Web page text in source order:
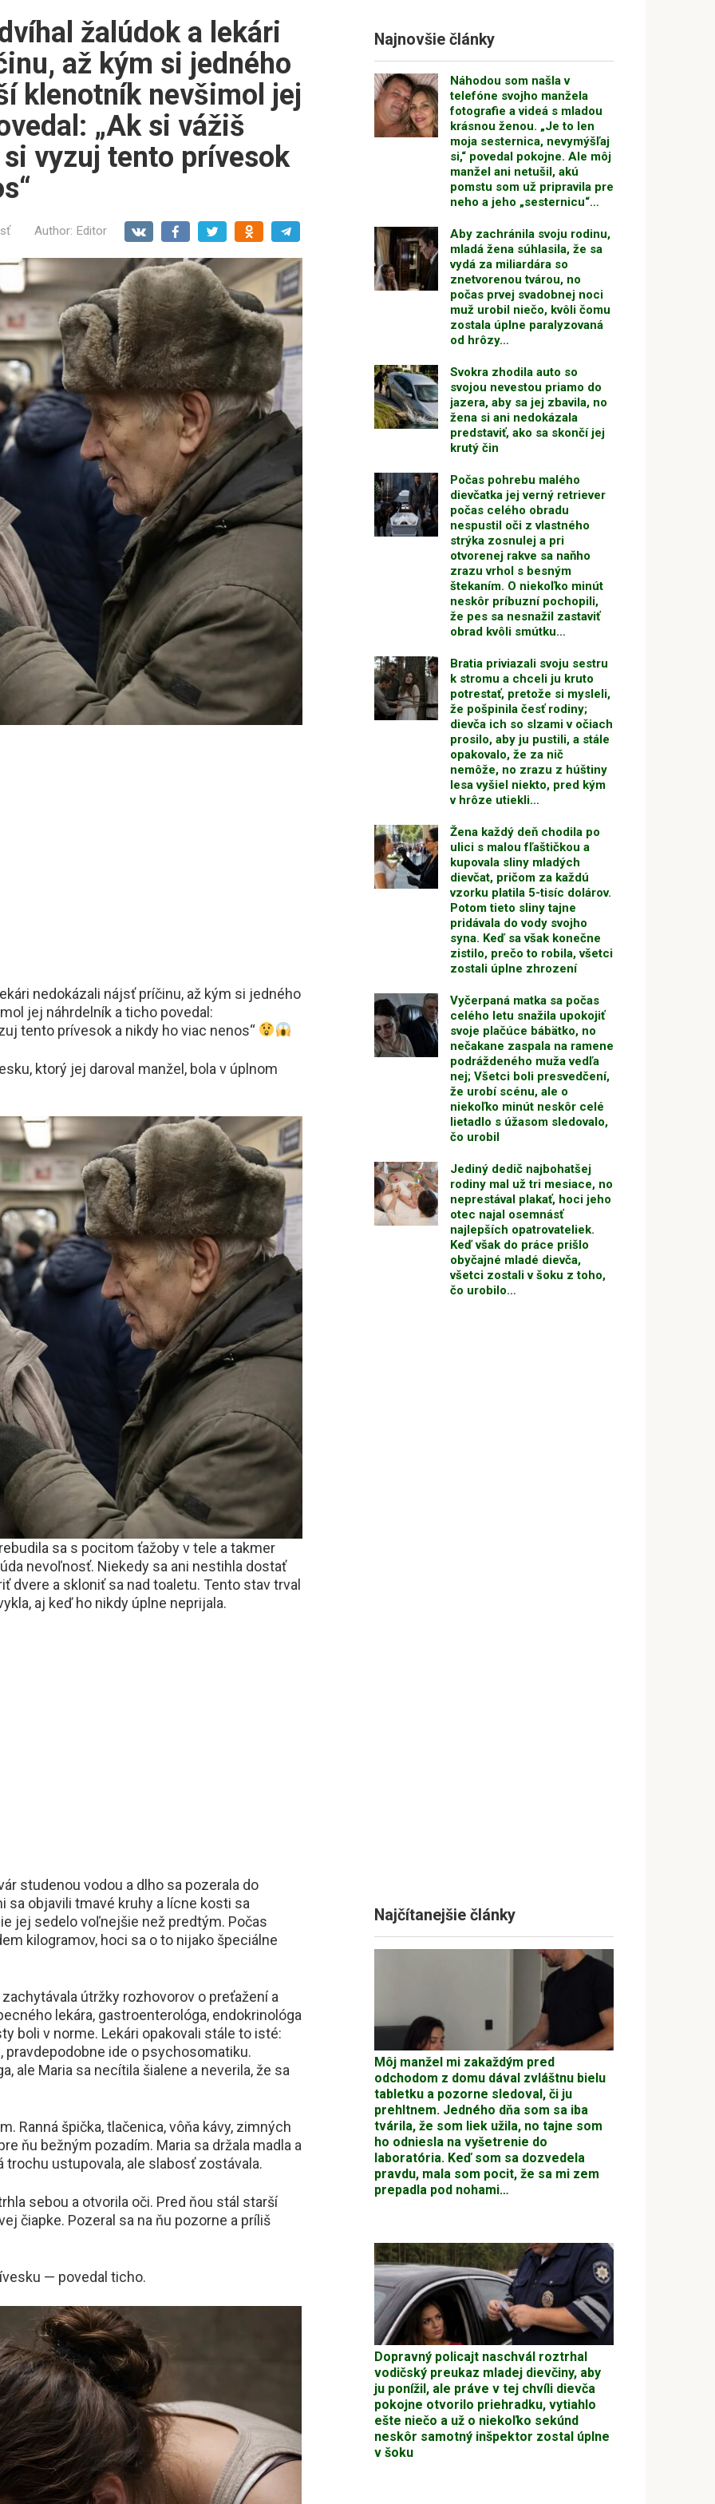
žalúdok a lekári
až kým si jedného
klenotník nevšimol jej
„Ak si vážiš
vyzuj tento prívesok
Author: Editor
nedokázali nájsť príčinu, až kým si jedného
jej náhrdelník a ticho povedal:
tento prívesok a nikdy ho viac nenos“
ktorý jej daroval manžel, bola v úplnom
sa s pocitom ťažoby v tele a takmer
nevoľnosť. Niekedy sa ani nestihla dostať
dvere a skloniť sa nad toaletu. Tento stav trval
aj keď ho nikdy úplne neprijala.
studenou vodou a dlho sa pozerala do
sa objavili tmavé kruhy a lícne kosti sa
jej sedelo voľnejšie než predtým. Počas
kilogramov, hoci sa o to nijako špeciálne
útržky rozhovorov o preťažení a
lekára, gastroenterológa, endokrinológa
boli v norme. Lekári opakovali stále to isté:
pravdepodobne ide o psychosomatiku.
ale Maria sa necítila šialene a neverila, že sa
Ranná špička, tlačenica, vôňa kávy, zimných
ňu bežným pozadím. Maria sa držala madla a
ustupovala, ale slabosť zostávala.
sebou a otvorila oči. Pred ňou stál starší
čiapke. Pozeral sa na ňu pozorne a príliš
— povedal ticho.
Najnovšie články
Náhodou som našla v
telefóne svojho manžela
fotografie a videá s mladou
krásnou ženou. „Je to len
moja sesternica, nevymýšľaj
si,“ povedal pokojne. Ale môj
manžel ani netušil, akú
pomstu som už pripravila pre
neho a jeho „sesternicu“…
Aby zachránila svoju rodinu,
mladá žena súhlasila, že sa
vydá za miliardára so
znetvorenou tvárou, no
počas prvej svadobnej noci
muž urobil niečo, kvôli čomu
zostala úplne paralyzovaná
od hrôzy…
Svokra zhodila auto so
svojou nevestou priamo do
jazera, aby sa jej zbavila, no
žena si ani nedokázala
predstaviť, ako sa skončí jej
krutý čin
Počas pohrebu malého
dievčatka jej verný retriever
počas celého obradu
nespustil oči z vlastného
strýka zosnulej a pri
otvorenej rakve sa naňho
zrazu vrhol s besným
štekaním. O niekoľko minút
neskôr príbuzní pochopili,
že pes sa nesnažil zastaviť
obrad kvôli smútku…
Bratia priviazali svoju sestru
k stromu a chceli ju kruto
potrestať, pretože si mysleli,
že pošpinila česť rodiny;
dievča ich so slzami v očiach
prosilo, aby ju pustili, a stále
opakovalo, že za nič
nemôže, no zrazu z húštiny
lesa vyšiel niekto, pred kým
v hrôze utiekli…
Žena každý deň chodila po
ulici s malou fľaštičkou a
kupovala sliny mladých
dievčat, pričom za každú
vzorku platila 5-tisíc dolárov.
Potom tieto sliny tajne
pridávala do vody svojho
syna. Keď sa však konečne
zistilo, prečo to robila, všetci
zostali úplne zhrození
Vyčerpaná matka sa počas
celého letu snažila upokojiť
svoje plačúce bábätko, no
nečakane zaspala na ramene
podráždeného muža vedľa
nej; Všetci boli presvedčení,
že urobí scénu, ale o
niekoľko minút neskôr celé
lietadlo s úžasom sledovalo,
čo urobil
Jediný dedič najbohatšej
rodiny mal už tri mesiace, no
neprestával plakať, hoci jeho
otec najal osemnásť
najlepších opatrovateliek.
Keď však do práce prišlo
obyčajné mladé dievča,
všetci zostali v šoku z toho,
čo urobilo…
Najčítanejšie články
Môj manžel mi zakaždým pred
odchodom z domu dával zvláštnu bielu
tabletku a pozorne sledoval, či ju
prehltnem. Jedného dňa som sa iba
tvárila, že som liek užila, no tajne som
ho odniesla na vyšetrenie do
laboratória. Keď som sa dozvedela
pravdu, mala som pocit, že sa mi zem
prepadla pod nohami…
Dopravný policajt naschvál roztrhal
vodičský preukaz mladej dievčiny, aby
ju ponížil, ale práve v tej chvíli dievča
pokojne otvorilo priehradku, vytiahlo
ešte niečo a už o niekoľko sekúnd
neskôr samotný inšpektor zostal úplne
v šoku